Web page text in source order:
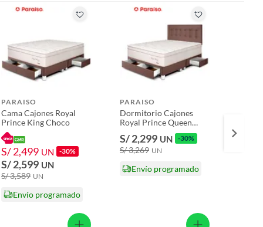
PARAISO
Cama Cajones Royal
Prince King Choco
S/ 2,499 UN -30%
S/ 2,599 UN
S/ 3,589 UN
Envío programado
PARAISO
Dormitorio Cajones
Royal Prince Queen
S/ 2,299 UN -30%
S/ 3,269 UN
Envío programado